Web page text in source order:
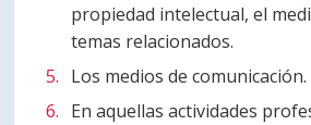
propiedad intelectual, el
temas relacionados.
Los medios de comunicación.
En aquellas actividades